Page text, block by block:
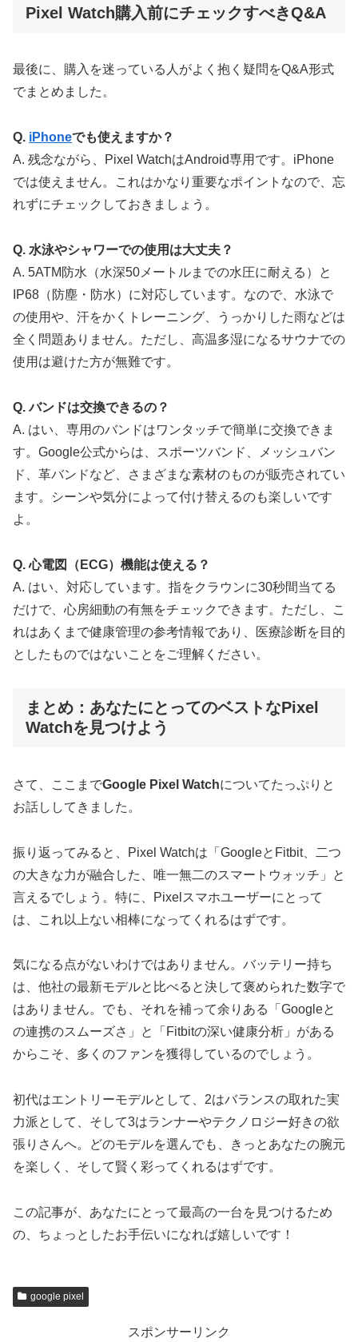
Pixel Watch購入前にチェックすべきQ&A
最後に、購入を迷っている人がよく抱く疑問をQ&A形式
でまとめました。
Q. iPhoneでも使えますか？
A. 残念ながら、Pixel WatchはAndroid専用です。iPhone
では使えません。これはかなり重要なポイントなので、忘
れずにチェックしておきましょう。
Q. 水泳やシャワーでの使用は大丈夫？
A. 5ATM防水（水深50メートルまでの水圧に耐える）と
IP68（防塵・防水）に対応しています。なので、水泳で
の使用や、汗をかくトレーニング、うっかりした雨などは
全く問題ありません。ただし、高温多湿になるサウナでの
使用は避けた方が無難です。
Q. バンドは交換できるの？
A. はい、専用のバンドはワンタッチで簡単に交換できま
す。Google公式からは、スポーツバンド、メッシュバン
ド、革バンドなど、さまざまな素材のものが販売されてい
ます。シーンや気分によって付け替えるのも楽しいです
よ。
Q. 心電図（ECG）機能は使える？
A. はい、対応しています。指をクラウンに30秒間当てる
だけで、心房細動の有無をチェックできます。ただし、こ
れはあくまで健康管理の参考情報であり、医療診断を目的
としたものではないことをご理解ください。
まとめ：あなたにとってのベストなPixel
Watchを見つけよう
さて、ここまでGoogle Pixel Watchについてたっぷりと
お話ししてきました。
振り返ってみると、Pixel Watchは「GoogleとFitbit、二つ
の大きな力が融合した、唯一無二のスマートウォッチ」と
言えるでしょう。特に、Pixelスマホユーザーにとって
は、これ以上ない相棒になってくれるはずです。
気になる点がないわけではありません。バッテリー持ち
は、他社の最新モデルと比べると決して褒められた数字で
はありません。でも、それを補って余りある「Googleと
の連携のスムーズさ」と「Fitbitの深い健康分析」がある
からこそ、多くのファンを獲得しているのでしょう。
初代はエントリーモデルとして、2はバランスの取れた実
力派として、そして3はランナーやテクノロジー好きの欲
張りさんへ。どのモデルを選んでも、きっとあなたの腕元
を楽しく、そして賢く彩ってくれるはずです。
この記事が、あなたにとって最高の一台を見つけるため
の、ちょっとしたお手伝いになれば嬉しいです！
google pixel
スポンサーリンク